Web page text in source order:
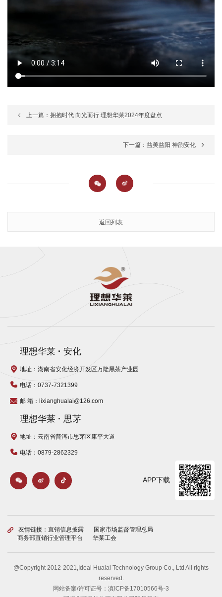
上一篇：拥抱时代 向光而行 理想华莱2024年度盘点
下一篇：益美益阳 神韵安化
返回列表
理想华莱 · 安化
地址：湖南省安化经济开发区万隆黑茶产业园
电话：0737-7321399
邮 箱：lixianghualai@126.com
理想华莱 · 思茅
地址：云南省普洱市思茅区康平大道
电话：0879-2862329
APP下载
友情链接： 直销信息披露
国家市场监督管理总局
商务部直销行业管理平台
华莱工会
@Copyright 2012-2021,Ideal Hualai Technology Group Co., Ltd All rights
reserved.
网站备案/许可证号： 滇ICP备17010566号-3